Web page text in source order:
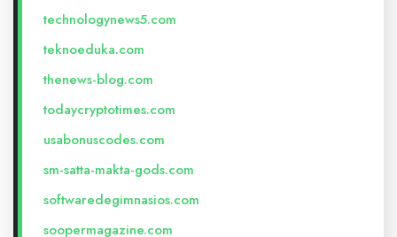
technologynews5.com
teknoeduka.com
thenews-blog.com
todaycryptotimes.com
usabonuscodes.com
sm-satta-makta-gods.com
softwaredegimnasios.com
soopermagazine.com